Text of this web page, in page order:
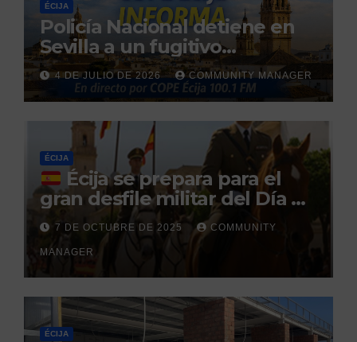
ÉCIJA
Policía Nacional detiene en
Sevilla a un fugitivo
reclamado por narcotráfico
tras no regresar a prisión
durante un permiso
penitenciario
4 DE JULIO DE 2026 COMMUNITY MANAGER
ÉCIJA
Écija se prepara para el
gran desfile militar del Día de
la Hispanidad organizado por
el Centro Militar de Cría
Caballar
7 DE OCTUBRE DE 2025 COMMUNITY
MANAGER
ÉCIJA